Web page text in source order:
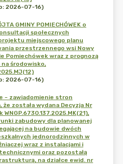
2026-07-16)
GMINY POMIECHÓWEK o
społecznych
miejscowego planu
przestrzennego wsi Nowy
Pomiechówek wraz z prognozą
na środowisko,
2026-07-16)
– zawiadomienie stron
że została wydana Decyzja Nr
WNGP.6730.137.2025.MK(21),
zabudowy dla planowanej
na budowie dwóch
jednorodzinnych w
wraz z instalacjami i
oraz pozostałą
na działce ewid. nr